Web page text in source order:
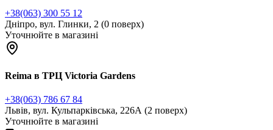
+38(063) 300 55 12
Дніпро, вул. Глинки, 2 (0 поверх)
Уточнюйте в магазині
Reima в ТРЦ Victoria Gardens
+38(063) 786 67 84
Львів, вул. Кульпарківська, 226А (2 поверх)
Уточнюйте в магазині